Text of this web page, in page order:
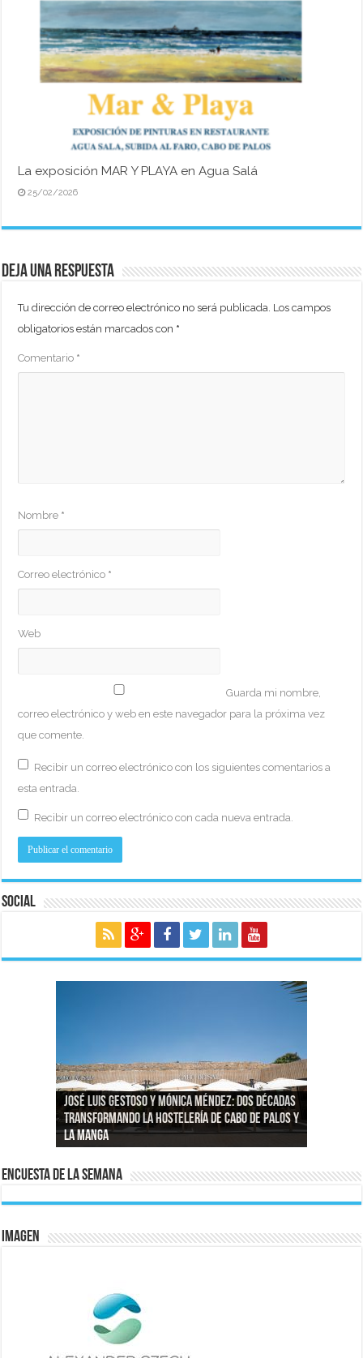
La exposición MAR Y PLAYA en Agua Salá
25/02/2026
Deja una respuesta
Tu dirección de correo electrónico no será publicada. Los campos
obligatorios están marcados con *
Comentario *
Nombre *
Correo electrónico *
Web
Guarda mi nombre,
correo electrónico y web en este navegador para la próxima vez
que comente.
Recibir un correo electrónico con los siguientes comentarios a
esta entrada.
Recibir un correo electrónico con cada nueva entrada.
Social
José Luis Gestoso y Mónica Méndez: dos décadas
transformando la hostelería de Cabo de Palos y
La Manga
Reportajes fotográficos en Murcia: capturando
momentos reales en La Manga del Mar Menor
La exposición MAR Y PLAYA en Agua Salá
El agua de la zona de La Manga – San Javier
vuelve a ser 100 % potable
Las nuevas analíticas mantienen restricciones
al consumo de agua en La Manga–San Javier
Encuesta de la semana
IMAGEN